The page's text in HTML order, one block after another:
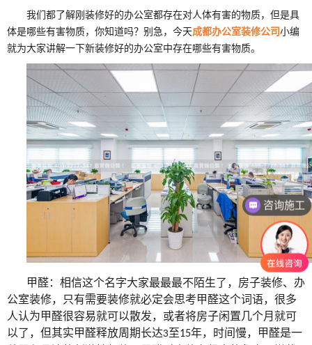
我们都了解刚装修好的办公室都存在对人体有害的物质，但是具
体是哪些有害物质，你知道吗？别急，今天成都办公室装修公司小编
就为大家讲解一下新装修好的办公室中存在哪些有害物质。
甲醛：相信这个名字大家最最最不陌生了，房子装修、办
公室装修，只有需要装修就必定会思考甲醛这个词语，很多
人认为甲醛很容易就可以散发，或者将房子闲置几个月就可
以了，但其实甲醛释放周期长达3至15年，时间慢，甲醛是一
咨询报价
咨询施工